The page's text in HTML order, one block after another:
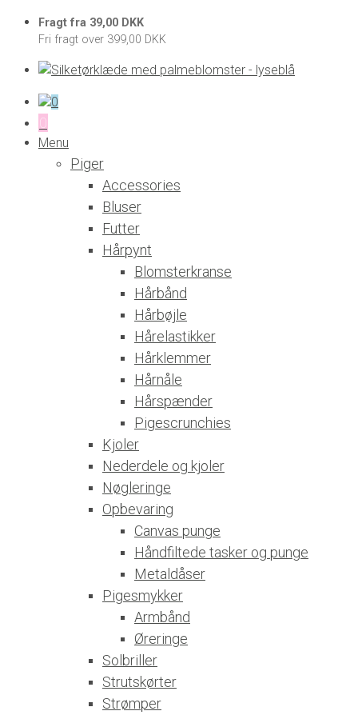
Fragt fra 39,00 DKK
Fri fragt over 399,00 DKK
0
0
Menu
Piger
Accessories
Bluser
Futter
Hårpynt
Blomsterkranse
Hårbånd
Hårbøjle
Hårelastikker
Hårklemmer
Hårnåle
Hårspænder
Pigescrunchies
Kjoler
Nederdele og kjoler
Nøgleringe
Opbevaring
Canvas punge
Håndfiltede tasker og punge
Metaldåser
Pigesmykker
Armbånd
Øreringe
Solbriller
Strutskørter
Strømper